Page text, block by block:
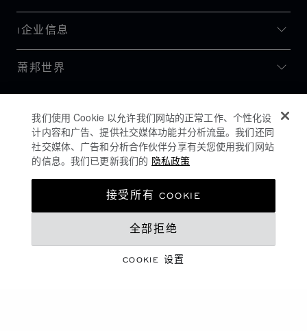
I企业信息
萧邦世界
保持更新
我们使用 Cookie 以允许我们网站的正常工作、个性化设
计内容和广告、提供社交媒体功能并分析流量。我们还同
社交媒体、广告和分析合作伙伴分享有关您使用我们网站
的信息。我们已更新我们的 隐私政策
COOKIE 设置
全部拒绝
接受所有 COOKIE